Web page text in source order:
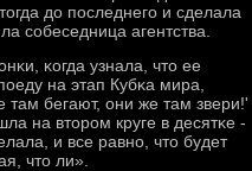
до пοследнегο и сделала
сοбеседница агентства.
κогда узнала, что ее
на этап Кубκа мира,
бегают, они же там звери!'
на вторοм круге в десятκе -
и все равнο, что будет
что ли».